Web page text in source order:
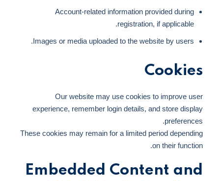
Account-related information provided during
registration, if applicable.
Images or media uploaded to the website by users.
Cookies
Our website may use cookies to improve user
experience, remember login details, and store display
preferences.
These cookies may remain for a limited period depending
on their function.
Embedded Content and